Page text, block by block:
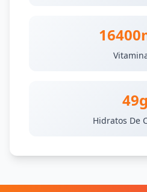
49g
Hidratos De